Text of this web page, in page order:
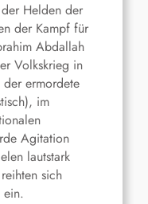
Helden der
der Kampf für
Abdallah
Volkskrieg in
der ermordete
im
Agitation
lautstark
sich
ein.